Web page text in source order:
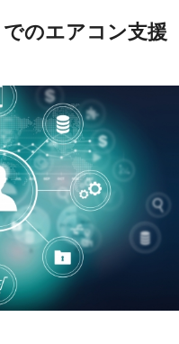
でのエアコン支援